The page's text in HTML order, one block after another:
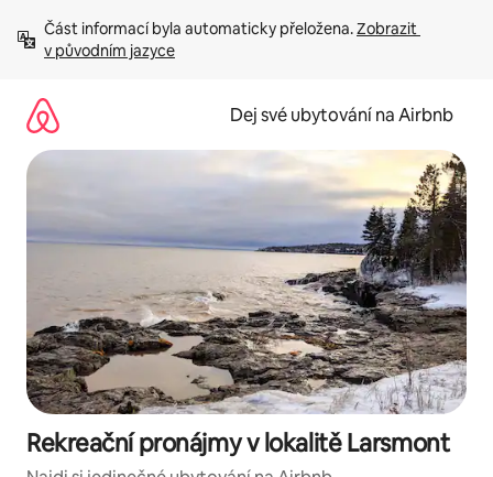
obsah
Část informací byla automaticky přeložena. Zobrazit
v původním jazyce
Dej své ubytování na Airbnb
Rekreační pronájmy v lokalitě Larsmont